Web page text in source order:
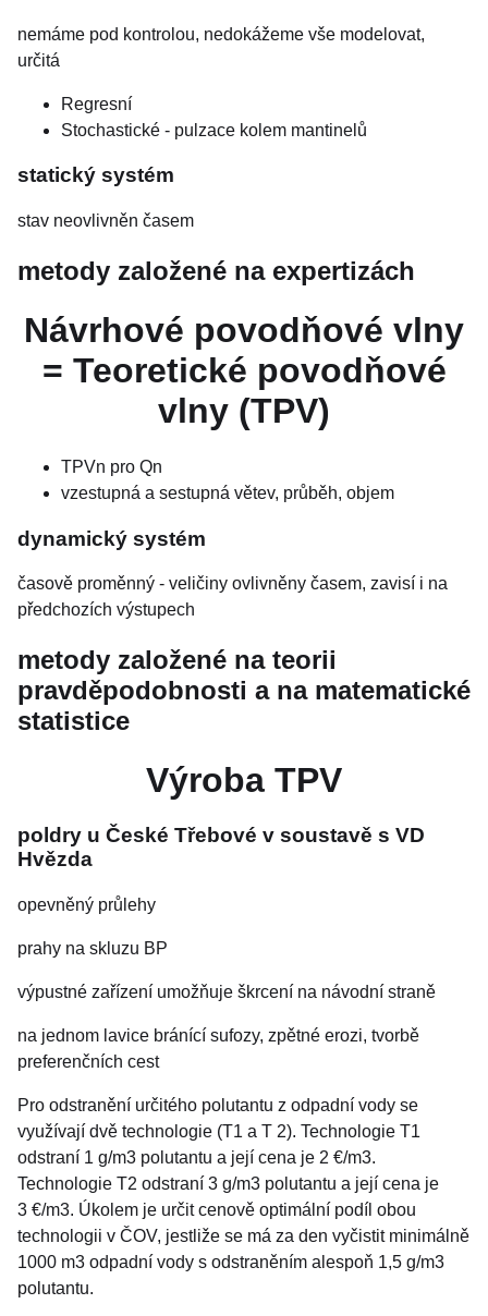
nemáme pod kontrolou, nedokážeme vše modelovat,
určitá
Regresní
Stochastické - pulzace kolem mantinelů
statický systém
stav neovlivněn časem
metody založené na expertizách
Návrhové povodňové vlny
= Teoretické povodňové
vlny (TPV)
TPVn pro Qn
vzestupná a sestupná větev, průběh, objem
dynamický systém
časově proměnný - veličiny ovlivněny časem, zavisí i na
předchozích výstupech
metody založené na teorii
pravděpodobnosti a na matematické
statistice
Výroba TPV
poldry u České Třebové v soustavě s VD
Hvězda
opevněný průlehy
prahy na skluzu BP
výpustné zařízení umožňuje škrcení na návodní straně
na jednom lavice bránící sufozy, zpětné erozi, tvorbě
preferenčních cest
Pro odstranění určitého polutantu z odpadní vody se
využívají dvě technologie (T1 a T 2). Technologie T1
odstraní 1 g/m3 polutantu a její cena je 2 €/m3.
Technologie T2 odstraní 3 g/m3 polutantu a její cena je
3 €/m3. Úkolem je určit cenově optimální podíl obou
technologii v ČOV, jestliže se má za den vyčistit minimálně
1000 m3 odpadní vody s odstraněním alespoň 1,5 g/m3
polutantu.